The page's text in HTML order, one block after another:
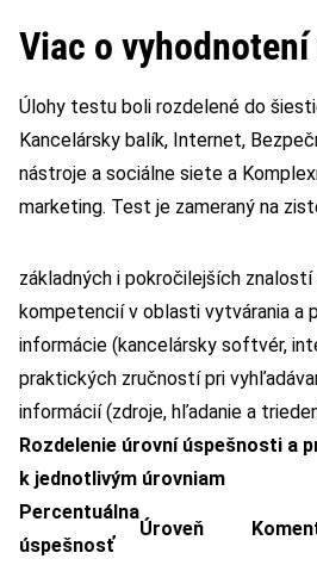
Viac o
Úlohy testu boli rozdelené do
Kancelársky balík, Internet,
nástroje a sociálne siete a
marketing. Test je zameraný na
základných i pokročilejších
kompetencií v oblasti vytvárania a
informácie (kancelársky softvér,
praktických zručností pri
informácií (zdroje, hľadanie a
Rozdelenie úrovní úspešnosti a
k jednotlivým úrovniam
Percentuálna
úspešnosť
Úroveň